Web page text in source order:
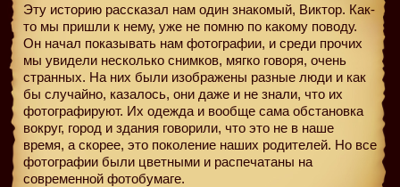
Эту историю рассказал нам один знакомый, Виктор. Как-
то мы пришли к нему, уже не помню по какому поводу.
Он начал показывать нам фотографии, и среди прочих
мы увидели несколько снимков, мягко говоря, очень
странных. На них были изображены разные люди и как
бы случайно, казалось, они даже и не знали, что их
фотографируют. Их одежда и вообще сама обстановка
вокруг, город и здания говорили, что это не в наше
время, а скорее, это поколение наших родителей. Но все
фотографии были цветными и распечатаны на
современной фотобумаге.